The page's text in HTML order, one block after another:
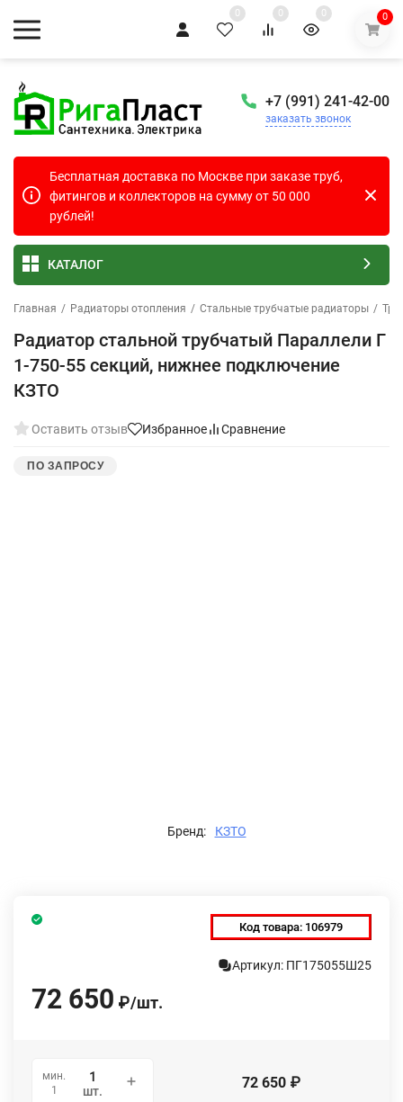
0 0 0 0
+7 (991) 241-42-00
заказать звонок
Бесплатная доставка по Москве при заказе труб,
фитингов и коллекторов на сумму от 50 000
рублей!
КАТАЛОГ
Главная / Радиаторы отопления / Стальные трубчатые радиаторы /
Радиатор стальной трубчатый Параллели Г
1-750-55 секций, нижнее подключение
КЗТО
Оставить отзыв Избранное Сравнение
ПО ЗАПРОСУ
Бренд: КЗТО
Код товара: 106979
Артикул: ПГ175055Ш25
72 650 ₽/шт.
мин.
1
шт. 72 650 ₽